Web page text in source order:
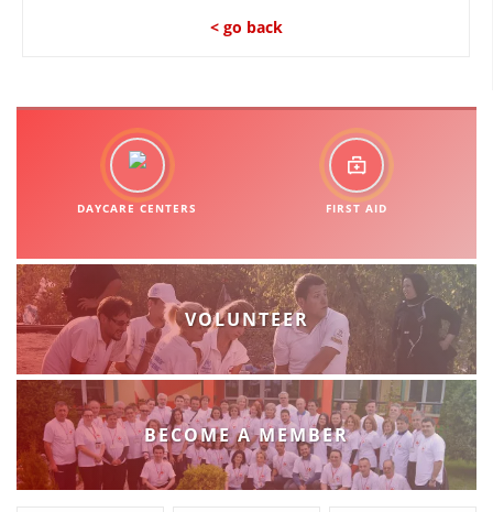
< go back
DAYCARE CENTERS FIRST AID
VOLUNTEER
BECOME A MEMBER